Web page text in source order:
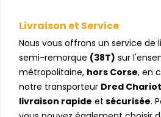
Livraison et Service
Nous vous offrons un service de
semi-remorque (38T) sur
métropolitaine, hors Corse, en
notre transporteur Dred Chariot
livraison rapide et sécurisée.